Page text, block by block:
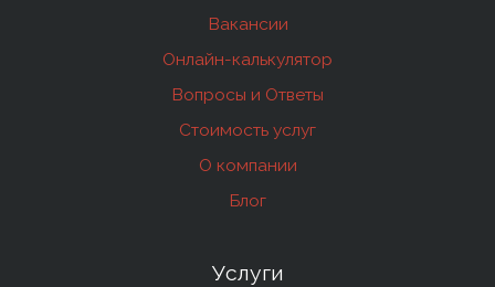
Вакансии
Онлайн-калькулятор
Вопросы и Ответы
Стоимость услуг
О компании
Блог
Услуги